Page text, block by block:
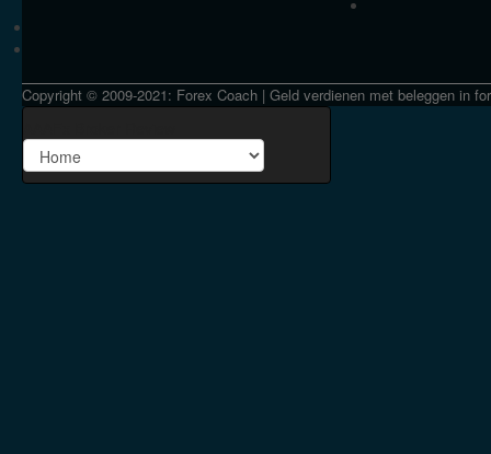
Copyright © 2009-2021: Forex Coach | Geld verdienen met beleggen in